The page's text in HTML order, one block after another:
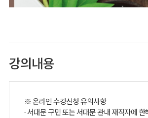
강의내용
※ 온라인 수강신청 유의사항
- 서대문 구민 또는 서대문 관내 재직자에